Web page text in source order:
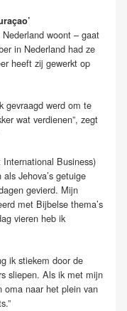
woont – gaat
in Nederland had ze
heeft zij gewerkt op
gevraagd werd om te
wat verdienen”, zegt
Business)
Jehova’s getuige
gevierd. Mijn
met Bijbelse thema’s
vieren heb ik
ik stiekem door de
sliepen. Als ik met mijn
oma naar het plein van